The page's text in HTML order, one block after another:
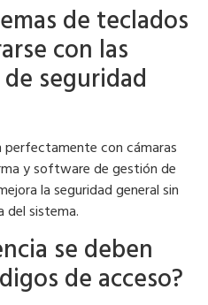
de teclados
con las
seguridad
perfectamente con cámaras
y software de gestión de
la seguridad general sin
del sistema.
se deben
de acceso?